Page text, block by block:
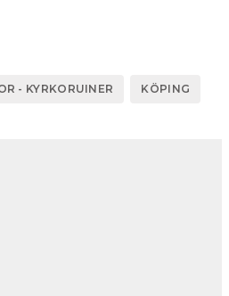
- KYRKORUINER KÖPING